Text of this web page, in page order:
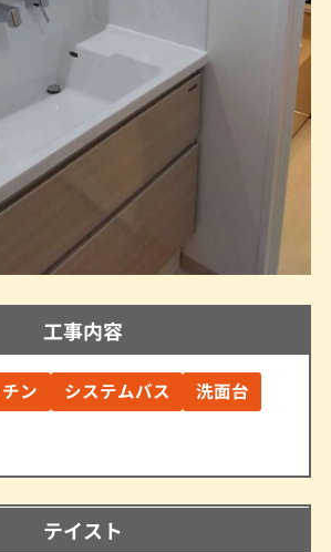
工事内容
ン システムバス
洗面台
テイスト